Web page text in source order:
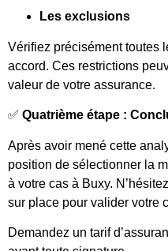
Les exclusions
Vérifiez précisément toutes
accord. Ces restrictions
valeur de votre assurance.
✅ Quatrième étape :
Après avoir mené cette
position de sélectionner la
à votre cas à Buxy.
sur place pour valider votre
Demandez un tarif